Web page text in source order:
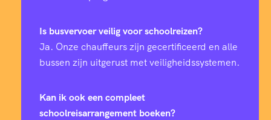
Is busvervoer veilig voor schoolreizen?
Ja. Onze chauffeurs zijn gecertificeerd en alle
bussen zijn uitgerust met veiligheidssystemen.
Kan ik ook een compleet
schoolreisarrangement boeken?